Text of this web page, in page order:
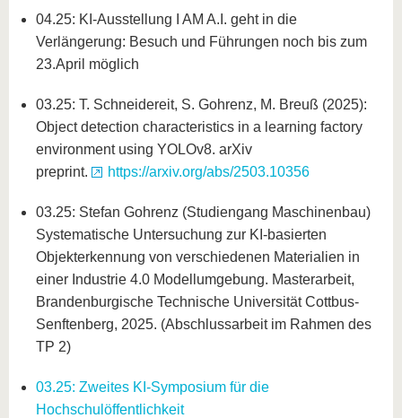
04.25: KI-Ausstellung I AM A.I. geht in die
Verlängerung: Besuch und Führungen noch bis zum
23.April möglich
03.25: T. Schneidereit, S. Gohrenz, M. Breuß (2025):
Object detection characteristics in a learning factory
environment using YOLOv8. arXiv
preprint.
https://arxiv.org/abs/2503.10356
03.25: Stefan Gohrenz (Studiengang Maschinenbau)
Systematische Untersuchung zur KI-basierten
Objekterkennung von verschiedenen Materialien in
einer Industrie 4.0 Modellumgebung. Masterarbeit,
Brandenburgische Technische Universität Cottbus-
Senftenberg, 2025. (Abschlussarbeit im Rahmen des
TP 2)
03.25: Zweites KI-Symposium für die
Hochschulöffentlichkeit